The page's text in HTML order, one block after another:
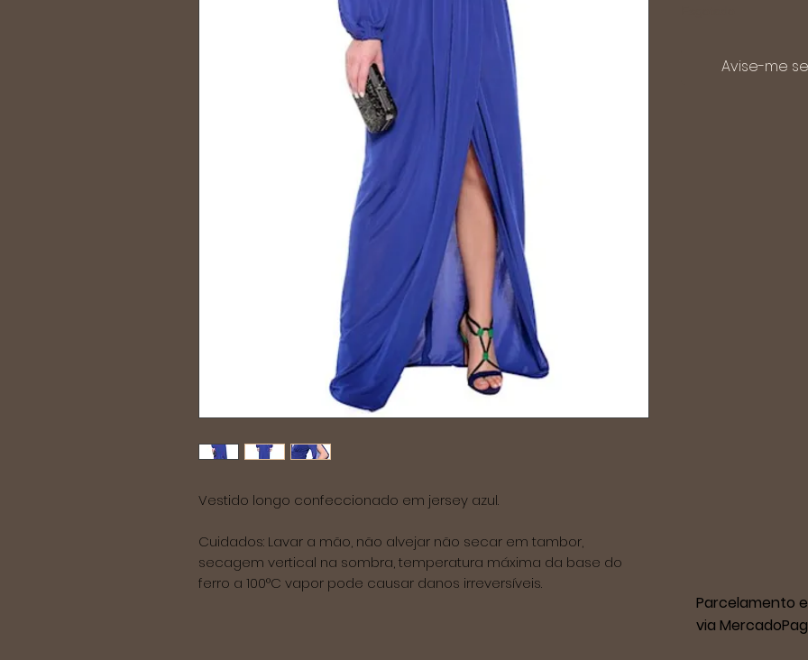
Vestido longo confeccionado em jersey azul.
Cuidados: Lavar a mão, não alvejar não secar em tambor,
secagem vertical na sombra, temperatura máxima da base do
ferro a 100°C vapor pode causar danos irreversíveis.
Avise-me
Parcelamento
via